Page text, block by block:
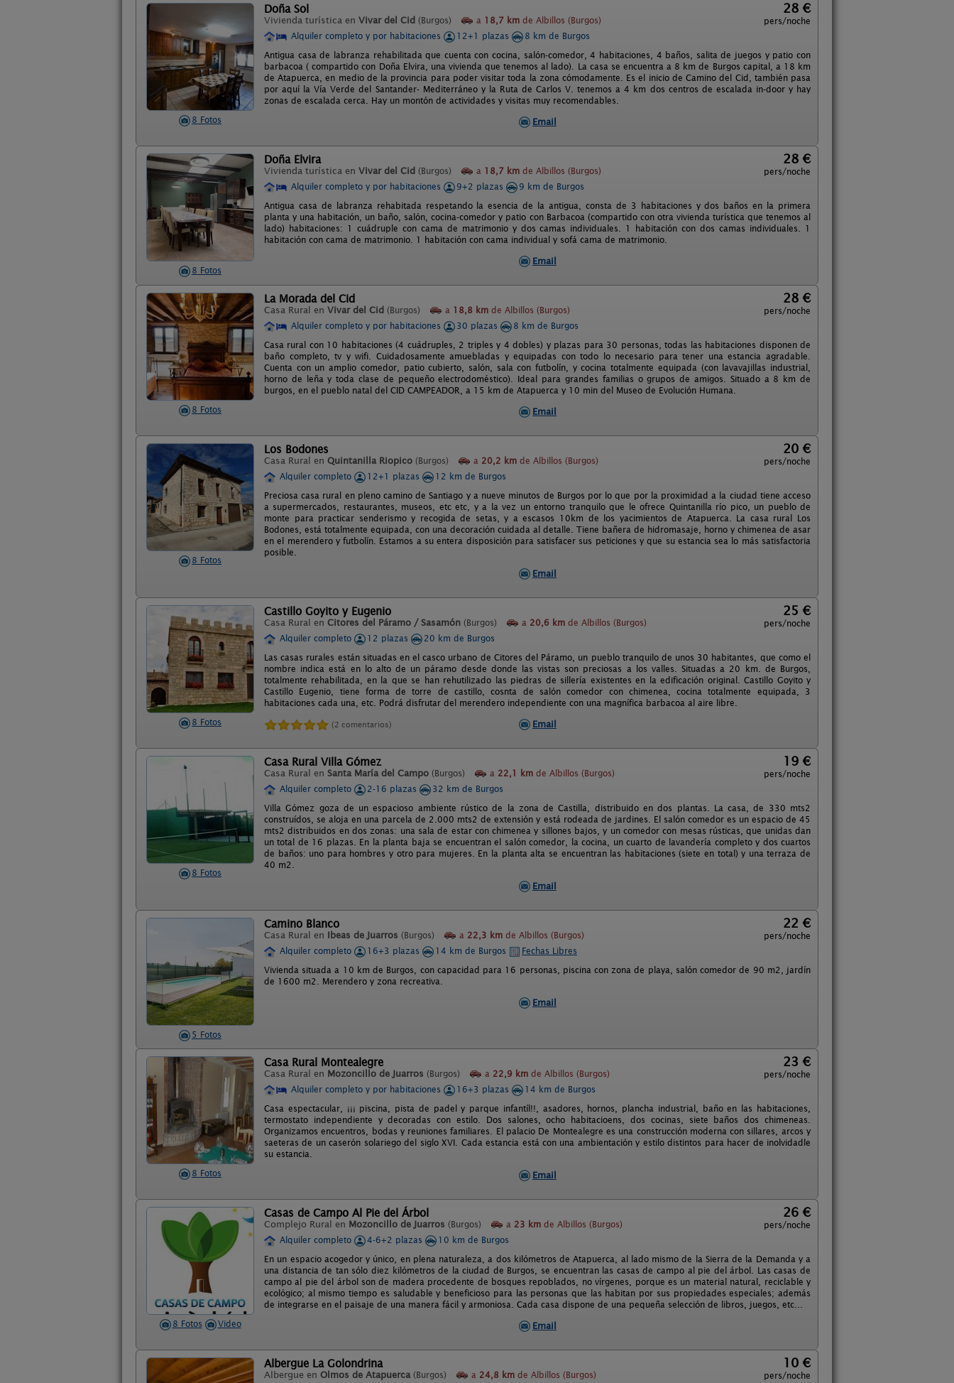
8 Fotos
Doña Sol
Vivienda turística en Vivar del Cid (Burgos) a 18,7 km de Albillos (Burgos)
28 €
pers/noche
Alquiler completo y por habitaciones
12+1 plazas
8 km de Burgos
Antigua casa de labranza rehabilitada que cuenta con cocina, salón-comedor, 4 habitaciones, 4 baños, salita de juegos y patio con
barbacoa ( compartido con Doña Elvira, una vivienda que tenemos al lado). La casa se encuentra a 8 km de Burgos capital, a 18 km
de Atapuerca, en medio de la provincia para poder visitar toda la zona cómodamente. Es el inicio de Camino del Cid, también pasa
por aquí la Vía Verde del Santander- Mediterráneo y la Ruta de Carlos V. tenemos a 4 km dos centros de escalada in-door y hay
zonas de escalada cerca. Hay un montón de actividades y visitas muy recomendables.
Email
8 Fotos
Doña Elvira
Vivienda turística en Vivar del Cid (Burgos) a 18,7 km de Albillos (Burgos)
28 €
pers/noche
Alquiler completo y por habitaciones
9+2 plazas
9 km de Burgos
Antigua casa de labranza rehabitada respetando la esencia de la antigua, consta de 3 habitaciones y dos baños en la primera
planta y una habitación, un baño, salón, cocina-comedor y patio con Barbacoa (compartido con otra vivienda turística que tenemos al
lado) habitaciones: 1 cuádruple con cama de matrimonio y dos camas individuales. 1 habitación con dos camas individuales. 1
habitación con cama de matrimonio. 1 habitación con cama individual y sofá cama de matrimonio.
Email
8 Fotos
La Morada del Cid
Casa Rural en Vivar del Cid (Burgos) a 18,8 km de Albillos (Burgos)
28 €
pers/noche
Alquiler completo y por habitaciones
30 plazas
8 km de Burgos
Casa rural con 10 habitaciones (4 cuádruples, 2 triples y 4 dobles) y plazas para 30 personas, todas las habitaciones disponen de
baño completo, tv y wifi. Cuidadosamente amuebladas y equipadas con todo lo necesario para tener una estancia agradable.
Cuenta con un amplio comedor, patio cubierto, salón, sala con futbolín, y cocina totalmente equipada (con lavavajillas industrial,
horno de leña y toda clase de pequeño electrodoméstico). Ideal para grandes familias o grupos de amigos. Situado a 8 km de
burgos, en el pueblo natal del CID CAMPEADOR, a 15 km de Atapuerca y 10 min del Museo de Evolución Humana.
Email
8 Fotos
Los Bodones
Casa Rural en Quintanilla Riopico (Burgos) a 20,2 km de Albillos (Burgos)
20 €
pers/noche
Alquiler completo
12+1 plazas
12 km de Burgos
Preciosa casa rural en pleno camino de Santiago y a nueve minutos de Burgos por lo que por la proximidad a la ciudad tiene acceso
a supermercados, restaurantes, museos, etc etc, y a la vez un entorno tranquilo que le ofrece Quintanilla río pico, un pueblo de
monte para practicar senderismo y recogida de setas, y a escasos 10km de los yacimientos de Atapuerca. La casa rural Los
Bodones, está totalmente equipada, con una decoración cuidada al detalle. Tiene bañera de hidromasaje, horno y chimenea de asar
en el merendero y futbolín. Estamos a su entera disposición para satisfacer sus peticiones y que su estancia sea lo más satisfactoria
posible.
Email
8 Fotos
Castillo Goyito y Eugenio
Casa Rural en Citores del Páramo / Sasamón (Burgos) a 20,6 km de Albillos (Burgos)
25 €
pers/noche
Alquiler completo
12 plazas
20 km de Burgos
Las casas rurales están situadas en el casco urbano de Citores del Páramo, un pueblo tranquilo de unos 30 habitantes, que como el
nombre indica está en lo alto de un páramo desde donde las vistas son preciosas a los valles. Situadas a 20 km. de Burgos,
totalmente rehabilitada, en la que se han rehutilizado las piedras de sillería existentes en la edificación original. Castillo Goyito y
Castillo Eugenio, tiene forma de torre de castillo, cosnta de salón comedor con chimenea, cocina totalmente equipada, 3
habitaciones cada una, etc. Podrá disfrutar del merendero independiente con una magnífica barbacoa al aire libre.
(2 comentarios) Email
8 Fotos
Casa Rural Villa Gómez
Casa Rural en Santa María del Campo (Burgos) a 22,1 km de Albillos (Burgos)
19 €
pers/noche
Alquiler completo
2-16 plazas
32 km de Burgos
Villa Gómez goza de un espacioso ambiente rústico de la zona de Castilla, distribuido en dos plantas. La casa, de 330 mts2
construídos, se aloja en una parcela de 2.000 mts2 de extensión y está rodeada de jardines. El salón comedor es un espacio de 45
mts2 distribuidos en dos zonas: una sala de estar con chimenea y sillones bajos, y un comedor con mesas rústicas, que unidas dan
un total de 16 plazas. En la planta baja se encuentran el salón comedor, la cocina, un cuarto de lavandería completo y dos cuartos
de baños: uno para hombres y otro para mujeres. En la planta alta se encuentran las habitaciones (siete en total) y una terraza de
40 m2.
Email
5 Fotos
Camino Blanco
Casa Rural en Ibeas de Juarros (Burgos) a 22,3 km de Albillos (Burgos)
22 €
pers/noche
Alquiler completo
16+3 plazas 14 km de Burgos
Fechas Libres
Vivienda situada a 10 km de Burgos, con capacidad para 16 personas, piscina con zona de playa, salón comedor de 90 m2, jardín
de 1600 m2. Merendero y zona recreativa.
Email
8 Fotos
Casa Rural Montealegre
Casa Rural en Mozoncillo de Juarros (Burgos) a 22,9 km de Albillos (Burgos)
23 €
pers/noche
Alquiler completo y por habitaciones
16+3 plazas
14 km de Burgos
Casa espectacular, ¡¡¡ piscina, pista de padel y parque infantíl!!, asadores, hornos, plancha industrial, baño en las habitaciones,
termostato independiente y decoradas con estilo. Dos salones, ocho habitacioens, dos cocinas, siete baños dos chimeneas.
Organizamos encuentros, bodas y reuniones familiares. El palacio De Montealegre es una construcción moderna con sillares, arcos y
saeteras de un caserón solariego del siglo XVI. Cada estancia está con una ambientación y estilo distintos para hacer de inolvidadle
su estancia.
Email
8 Fotos Video
Casas de Campo Al Pie del Árbol
Complejo Rural en Mozoncillo de Juarros (Burgos) a 23 km de Albillos (Burgos)
26 €
pers/noche
Alquiler completo
4-6+2 plazas
10 km de Burgos
En un espacio acogedor y único, en plena naturaleza, a dos kilómetros de Atapuerca, al lado mismo de la Sierra de la Demanda y a
una distancia de tan sólo diez kilómetros de la ciudad de Burgos, se encuentran las casas de campo al pie del árbol. Las casas de
campo al pie del árbol son de madera procedente de bosques repoblados, no vírgenes, porque es un material natural, reciclable y
ecológico; al mismo tiempo es saludable y beneficioso para las personas que las habitan por sus propiedades especiales; además
de integrarse en el paisaje de una manera fácil y armoniosa. Cada casa dispone de una pequeña selección de libros, juegos, etc...
Email
Albergue La Golondrina
Albergue en Olmos de Atapuerca (Burgos) a 24,8 km de Albillos (Burgos)
10 €
pers/noche